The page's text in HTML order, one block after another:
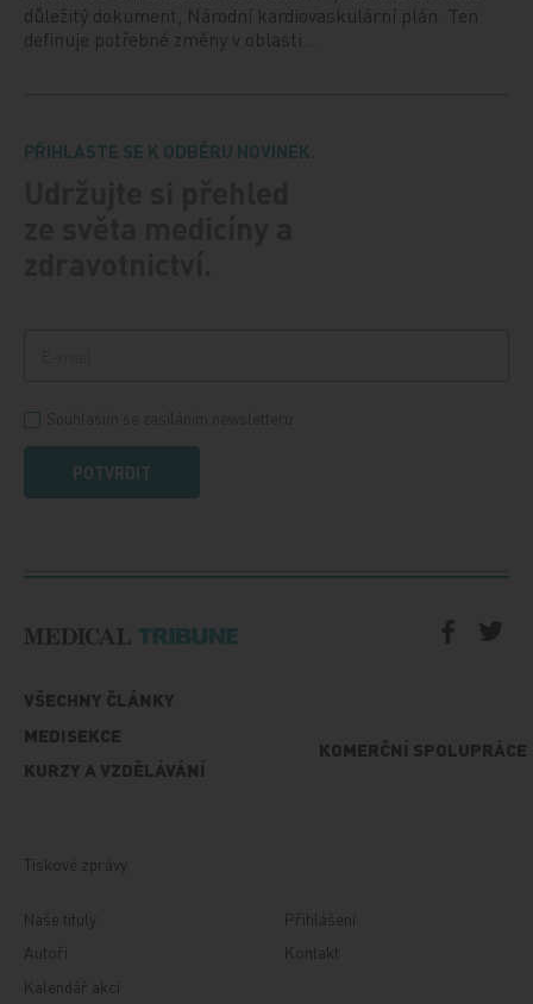
důležitý dokument, Národní kardiovaskulární plán. Ten
definuje potřebné změny v oblasti…
PŘIHLASTE SE K ODBĚRU NOVINEK.
POTVRDIT
VŠECHNY ČLÁNKY
MEDISEKCE
KURZY A VZDĚLÁVÁNÍ
KOMERČNÍ SPOLUPRÁCE
Tiskové zprávy
Naše tituly
Autoři
Kalendář akcí
Přihlášení
Kontakt